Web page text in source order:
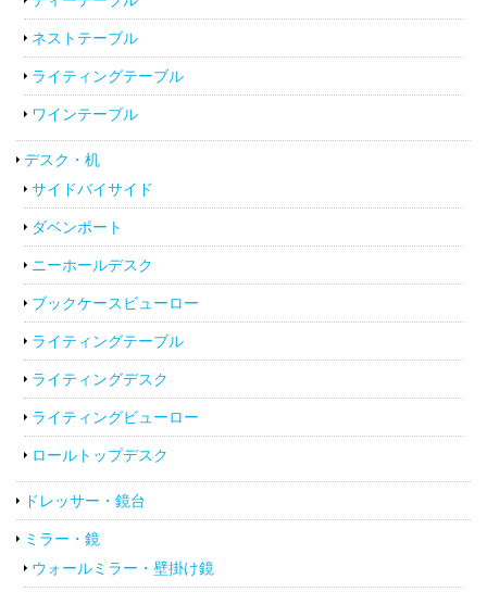
ネストテーブル
ライティングテーブル
ワインテーブル
デスク・机
サイドバイサイド
ダベンポート
ニーホールデスク
ブックケースビューロー
ライティングテーブル
ライティングデスク
ライティングビューロー
ロールトップデスク
ドレッサー・鏡台
ミラー・鏡
ウォールミラー・壁掛け鏡